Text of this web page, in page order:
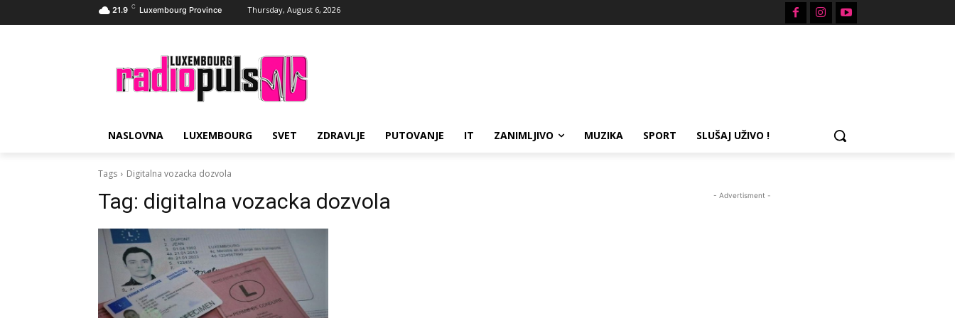
21.9 C Luxembourg Province Thursday, August 6, 2026
NASLOVNA LUXEMBOURG SVET ZDRAVLJE PUTOVANJE IT ZANIMLJIVO MUZIKA SPORT SLUŠAJ UŽIVO !
Tags Digitalna vozacka dozvola
Tag: digitalna vozacka dozvola - Advertisment -